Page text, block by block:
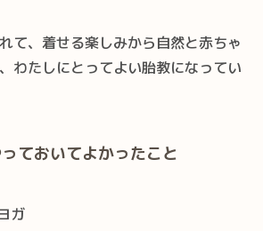
て、着せる楽しみから自然と赤ちゃ
わたしにとってよい胎教になってい
ておいてよかったこと
ガ